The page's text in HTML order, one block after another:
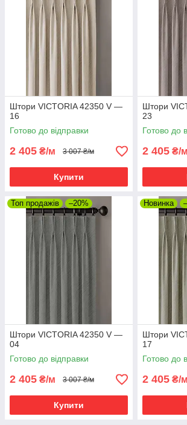
Штори VICTORIA 42350 V —
16
Готово до відправки
2 405 ₴/м 3 007 ₴/м
Купити
Штори
23
Готово до
2 405 ₴/м
Топ продажів –20%
Штори VICTORIA 42350 V —
04
Готово до відправки
2 405 ₴/м 3 007 ₴/м
Купити
Новинка
Штори
17
Готово до
2 405 ₴/м